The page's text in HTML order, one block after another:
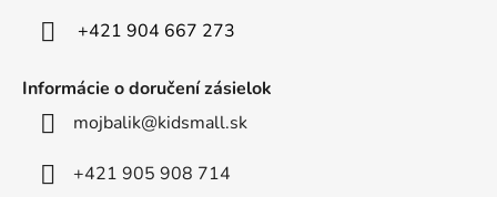
+421 904 667 273
Informácie o doručení zásielok
mojbalik@kidsmall.sk
+421 905 908 714